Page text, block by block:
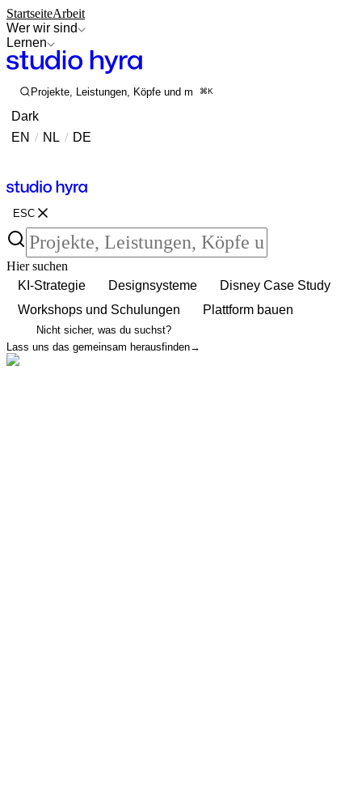
StartseiteArbeit
Wer wir sind
Lernen
Projekte, Leistungen, Köpfe und mehr durchsuchen
⌘K
Dark
EN / NL / DE
ESC
Hier suchen
KI-Strategie
Designsysteme
Disney Case Study
Workshops und Schulungen
Plattform bauen
Nicht sicher, was du suchst?
Lass uns das gemeinsam herausfinden→